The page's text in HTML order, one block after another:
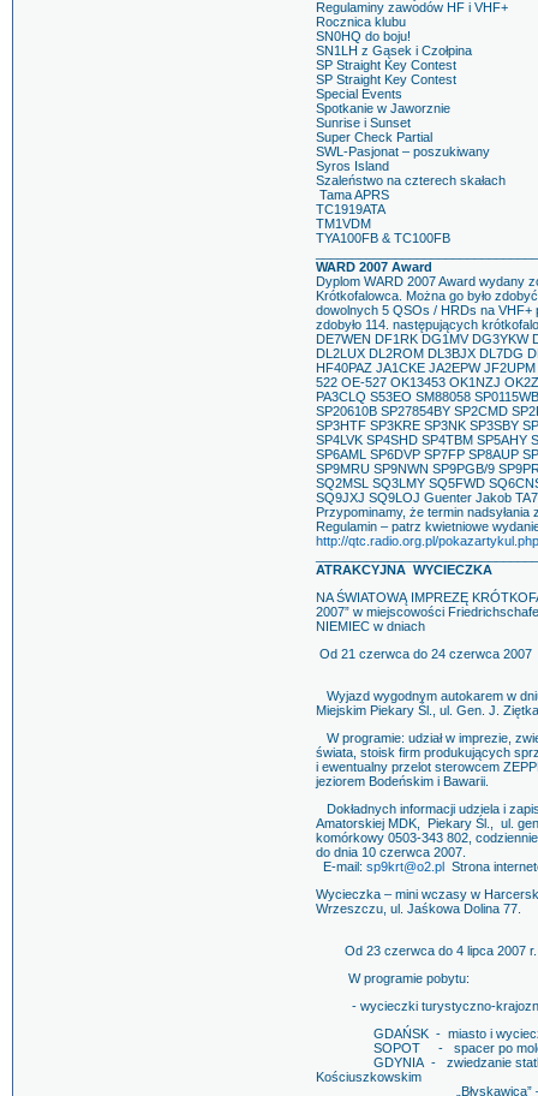
Regulaminy zawodów HF i VHF+
Rocznica klubu
SN0HQ do boju!
SN1LH z Gąsek i Czołpina
SP Straight Key Contest
SP Straight Key Contest
Special Events
Spotkanie w Jaworznie
Sunrise i Sunset
Super Check Partial
SWL-Pasjonat – poszukiwany
Syros Island
Szaleństwo na czterech skałach
Tama APRS
TC1919ATA
TM1VDM
TYA100FB & TC100FB
WARD 2007 Award
Dyplom WARD 2007 Award wydany
Krótkofalowca. Można go było
dowolnych 5 QSOs / HRDs na
zdobyło 114. następujących
DE7WEN DF1RK DG1MV DG3YKW
DL2LUX DL2ROM DL3BJX DL7DG
HF40PAZ JA1CKE JA2EPW
522 OE-527 OK13453 OK1NZJ
PA3CLQ S53EO SM88058
SP20610B SP27854BY SP2CMD
SP3HTF SP3KRE SP3NK SP3SBY
SP4LVK SP4SHD SP4TBM SP5AHY
SP6AML SP6DVP SP7FP SP8AUP
SP9MRU SP9NWN SP9PGB/9
SQ2MSL SQ3LMY SQ5FWD
SQ9JXJ SQ9LOJ Guenter Jakob
Przypominamy, że termin nadsyłania
Regulamin – patrz kwietniowe
http://qtc.radio.org.pl/
ATRAKCYJNA WYCIECZKA
NA ŚWIATOWĄ IMPREZĘ
2007” w miejscowości
NIEMIEC w dniach
Od 21 czerwca do 24 czerwca 2007
Wyjazd wygodnym autokarem w
Miejskim Piekary Śl., ul. Gen. J.
W programie: udział w imprezie,
świata, stoisk firm produkujących
i ewentualny przelot sterowcem
jeziorem Bodeńskim i Bawarii.
Dokładnych informacji udziela i
Amatorskiej MDK, Piekary Śl., ul.
komórkowy 0503-343 802,
do dnia 10 czerwca 2007.
E-mail: sp9krt@o2.pl Strona
Wycieczka – mini wczasy w
Wrzeszczu, ul. Jaśkowa Dolina 77.
Od 23 czerwca do 4 lipca 2007 r.
W programie pobytu:
- wycieczki turystyczno-
GDAŃSK - miasto i wycieczka
SOPOT - spacer po molo i
GDYNIA - zwiedzanie
Kościuszkowskim
„Błyskawica” – okręt